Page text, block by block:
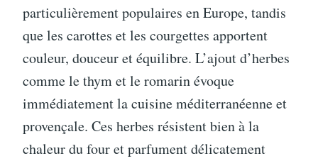
particulièrement populaires en Europe, tandis
que les carottes et les courgettes apportent
couleur, douceur et équilibre. L’ajout d’herbes
comme le thym et le romarin évoque
immédiatement la cuisine méditerranéenne et
provençale. Ces herbes résistent bien à la
chaleur du four et parfument délicatement